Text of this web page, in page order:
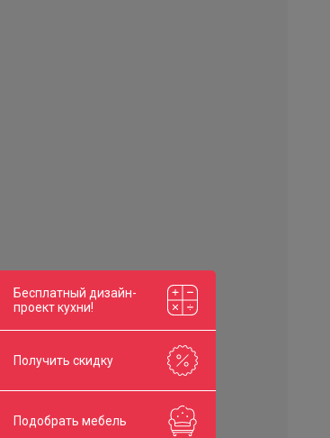
Бесплатный дизайн-
проект кухни!
Получить скидку
Подобрать мебель